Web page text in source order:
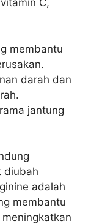
C,
membantu
darah dan
jantung
diubah
adalah
membantu